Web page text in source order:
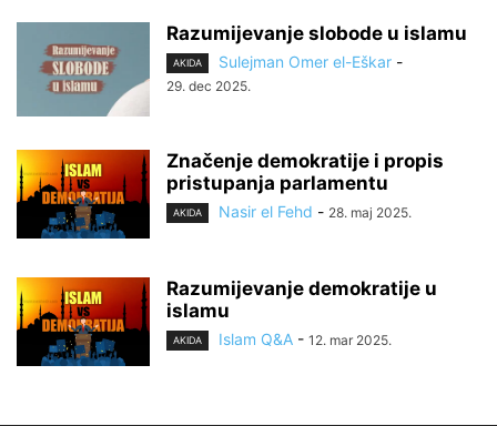
Razumijevanje slobode u islamu
AKIDA Sulejman Omer el-Eškar -
29. dec 2025.
Značenje demokratije i propis
pristupanja parlamentu
AKIDA Nasir el Fehd - 28. maj 2025.
Razumijevanje demokratije u
islamu
AKIDA Islam Q&A - 12. mar 2025.